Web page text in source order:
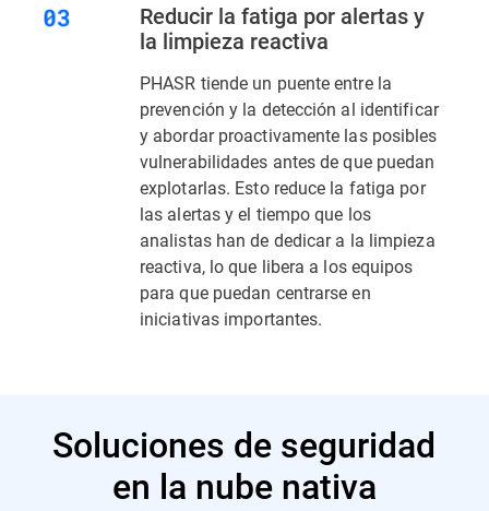
Reducir la fatiga por alertas y
la limpieza reactiva
PHASR tiende un puente entre la
prevención y la detección al identificar
y abordar proactivamente las posibles
vulnerabilidades antes de que puedan
explotarlas. Esto reduce la fatiga por
las alertas y el tiempo que los
analistas han de dedicar a la limpieza
reactiva, lo que libera a los equipos
para que puedan centrarse en
iniciativas importantes.
Soluciones de seguridad
en la nube nativa